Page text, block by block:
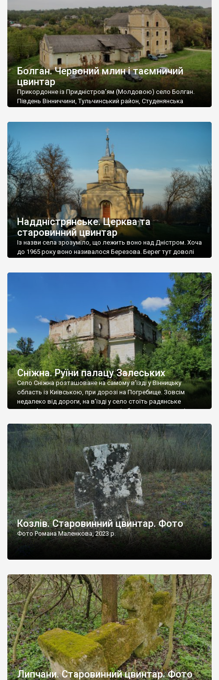
Болган. Червоний млин і таємничий
цвинтар
Прикордонне із Придністров’ям (Молдовою) село Болган.
Південь Вінниччини, Тульчинський район, Студенянська
старовинний цвинтар із кам’яними хрестами. Всі епітафії, які
збереглися, написані кирилицею, церковнослов’янською
мовою. За всіма традиційними ознаками – цвинтар
український. Хрести датуються 19 століттям. У 1924-1940
роках Болган […]
Наддністрянське. Церква та
старовинний цвинтар
Із назви села зрозуміло, що лежить воно над Дністром. Хоча
до 1965 року воно називалося Березова. Берег тут доволі
Наддністрянське відрізняється від більшості навколишніх
сіл. У селі є мурована Михайлівська церква. Точної дати […]
Сніжна. Руїни палацу Залеських
Село Сніжна розташоване на самому в’їзді у Вінницьку
область із Київською, при дорозі на Погребище. Зовсім
недалеко від дороги, на в’їзді у село стоїть радянське
рельєфне пано, яке показує жінку і яблуню, а трохи далі, десь
не видно, але видно дві стареньких колії у траві – […]
Козлів. Старовинний цвинтар. Фото
Фото Романа Маленкова, 2023 р.
Липчани. Старовинний цвинтар. Фото